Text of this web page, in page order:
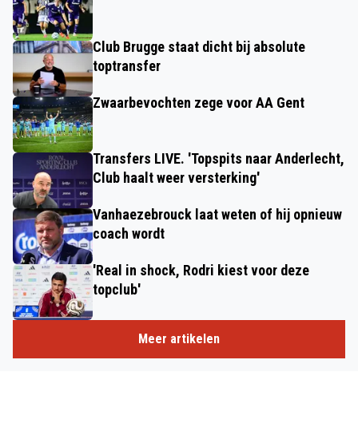
Club Brugge staat dicht bij absolute
toptransfer
Zwaarbevochten zege voor AA Gent
Transfers LIVE. 'Topspits naar Anderlecht,
Club haalt weer versterking'
Vanhaezebrouck laat weten of hij opnieuw
coach wordt
'Real in shock, Rodri kiest voor deze
topclub'
Meer artikelen